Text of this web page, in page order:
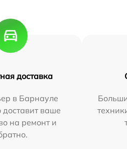
доставка
в Барнауле
доставит ваше
на ремонт и